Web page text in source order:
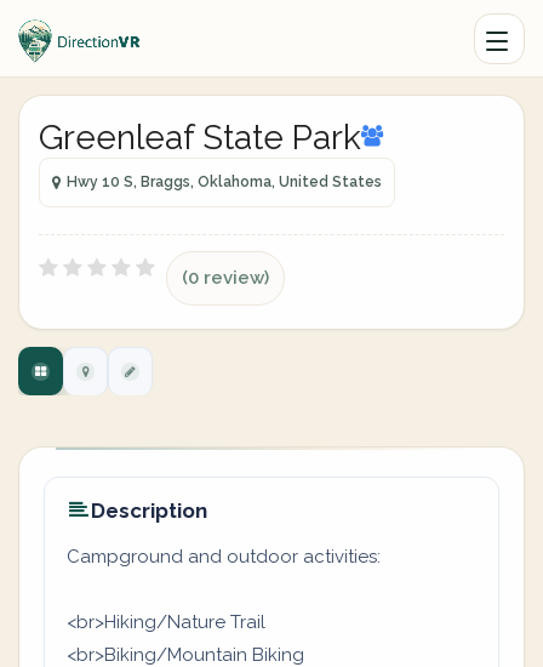
Greenleaf State Park
Hwy 10 S, Braggs, Oklahoma, United States
(0 review)
Description
Campground and outdoor activities:
<br>Hiking/Nature Trail
<br>Biking/Mountain Biking